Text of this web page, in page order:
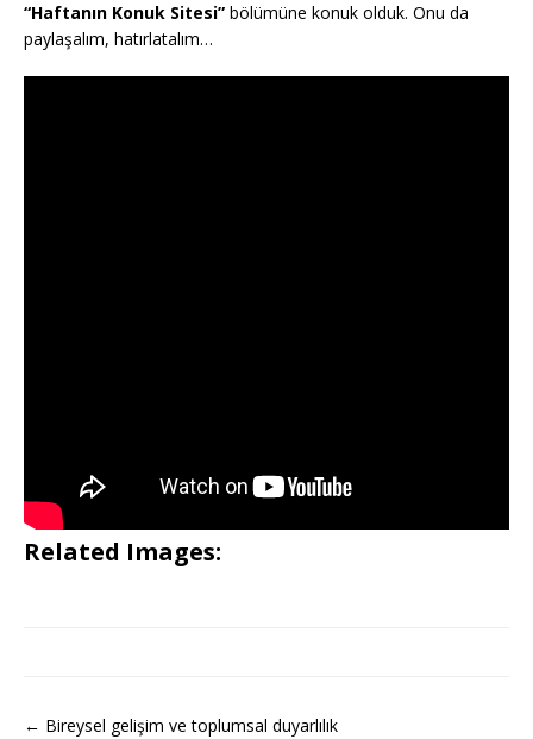
“Haftanın Konuk Sitesi” bölümüne konuk olduk. Onu da
paylaşalım, hatırlatalım…
Related Images:
← Bireysel gelişim ve toplumsal duyarlılık